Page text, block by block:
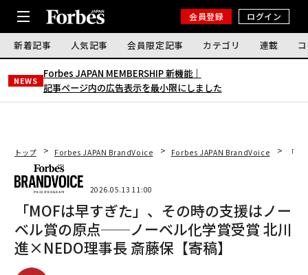
会員登録 ログイン
新着記事 人気記事 会員限定記事 カテゴリ 連載
NEWS
Forbes JAPAN MEMBERSHIP 新機能｜
記事ページ内の広告表示を最小限にしました
トップ Forbes JAPAN BrandVoice Forbes JAPAN BrandVoice 「
2026.05.13 11:00
「MOFは早すぎた」、その時の支援はノー
ベル賞の原点──ノーベル化学賞受賞 北川
進×NEDO理事長 斎藤保【寄稿】